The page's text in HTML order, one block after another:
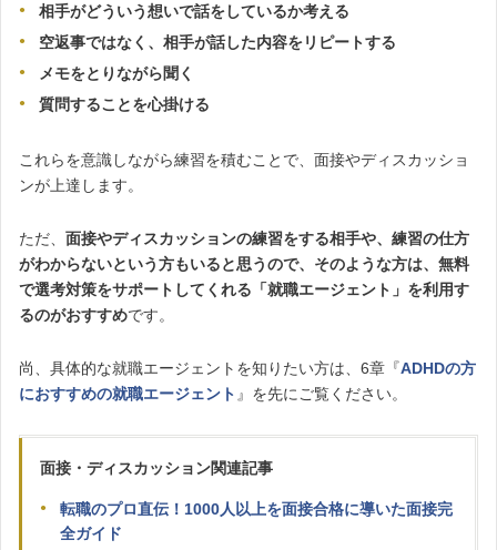
相手がどういう想いで話をしているか考える
空返事ではなく、相手が話した内容をリピートする
メモをとりながら聞く
質問することを心掛ける
これらを意識しながら練習を積むことで、面接やディスカッショ
ンが上達します。
ただ、 面接やディスカッションの練習をする相手や、練習の仕方
がわからないという方もいると思うので、そのような方は、無料
で選考対策をサポートしてくれる「就職エージェント」を利用す
るのがおすすめです。
尚、具体的な就職エージェントを知りたい方は、6章『ADHDの方
におすすめの就職エージェント 』を先にご覧ください。
面接・ディスカッション関連記事
転職のプロ直伝！1000人以上を面接合格に導いた面接完
全ガイド